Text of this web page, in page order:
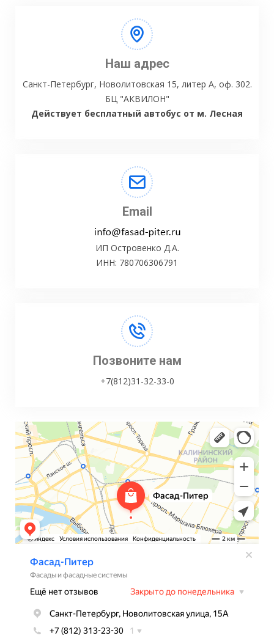
Наш адрес
Санкт-Петербург, Новолитовская 15, литер А, оф. 302.
БЦ "АКВИЛОН"
Действует бесплатный автобус от м. Лесная
Email
ИП Островенко Д.А.
ИНН: 780706306791
Позвоните нам
+7(812)31-32-33-0